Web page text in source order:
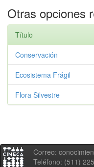
Otras opciones
Título
Conservación
Ecosistema Frágil
Flora Silvestre
Correo:
Teléfono: (511)